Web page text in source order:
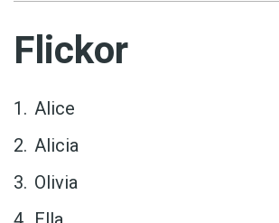
Flickor
Alice
Alicia
Olivia